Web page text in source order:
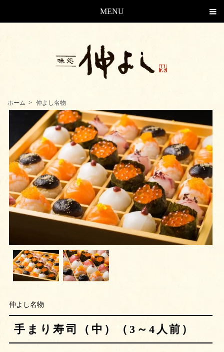
MENU
仲よしのお取り寄せ、通販の注文方法。長崎、島原のグルメをご自宅で
ホーム > 仲よし名物
仲よし名物
手まり寿司（中）（3～4人前）